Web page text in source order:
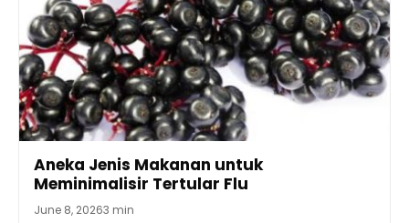
Aneka Jenis Makanan untuk
Meminimalisir Tertular Flu
June 8, 20263 min